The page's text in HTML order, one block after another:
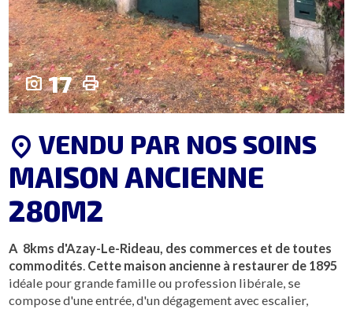
photo_camera17print
location_on VENDU PAR NOS SOINS
MAISON ANCIENNE
280M2
A 8kms d'Azay-Le-Rideau, des commerces et de toutes
commodités. Cette maison ancienne à restaurer de 1895
idéale pour grande famille ou profession libérale, se
compose d'une entrée, d'un dégagement avec escalier,